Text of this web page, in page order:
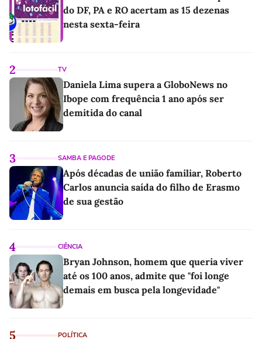
do DF, PA e RO acertam as 15 dezenas
nesta sexta-feira
2 TV
Daniela Lima supera a GloboNews no
Ibope com frequência 1 ano após ser
demitida do canal
3 SAMBA E PAGODE
Após décadas de união familiar, Roberto
Carlos anuncia saída do filho de Erasmo
de sua gestão
4 CIÊNCIA
Bryan Johnson, homem que queria viver
até os 100 anos, admite que "foi longe
demais em busca pela longevidade"
5 POLÍTICA